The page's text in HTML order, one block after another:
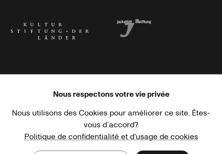
Haus der Kulturen der Welt Goethe-Institut
Nous respectons votre vie privée
Nous utilisons des Cookies pour améliorer ce site. Êtes-
vous d´accord?
Politique de confidentialité et d'usage de cookies